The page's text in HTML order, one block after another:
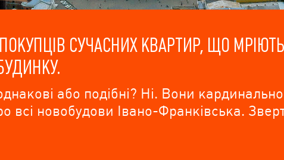
СУЧАСНИХ КВАРТИР, ЩО
або подібні? Ні. Вони кардинально
всі новобудови Івано-Франківська.